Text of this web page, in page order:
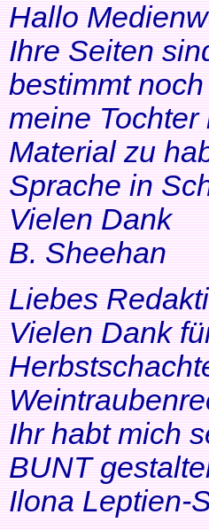
Hallo
Ihre Seiten
bestimmt
meine
Material zu
Sprache in
Vielen Dank
B. Sheehan
Liebes
Vielen Dank
Ihr habt mich
BUNT
Ilona Leptien-